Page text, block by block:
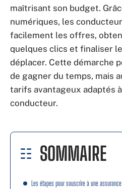
maîtrisant son budget.
numériques, les
facilement les offres,
quelques clics et finaliser
déplacer. Cette démarche
de gagner du temps, mais
tarifs avantageux adaptés
conducteur.
SOMMAIRE
Les étapes pour souscrire à une